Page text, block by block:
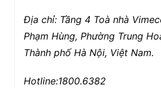
Địa chỉ: Tầng 4 Toà nhà
Phạm Hùng, Phường Trung
Thành phố Hà Nội, Việt Nam.
Hotline:1800.6382